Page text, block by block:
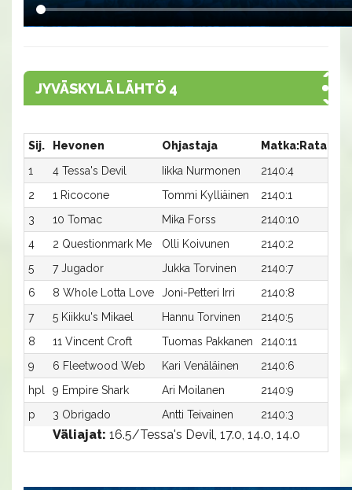
JYVÄSKYLÄ LÄHTÖ 4
Sij. Hevonen Ohjastaja Matka:Rata
1
4 Tessa's Devil Iikka Nurmonen 2140:4
2
1 Ricocone Tommi Kylliäinen 2140:1
3
10 Tomac Mika Forss 2140:10
4
2 Questionmark Me Olli Koivunen 2140:2
5
7 Jugador Jukka Torvinen 2140:7
6
8 Whole Lotta Love Joni-Petteri Irri 2140:8
7
5 Kiikku's Mikael Hannu Torvinen 2140:5
8
11 Vincent Croft Tuomas Pakkanen 2140:11
9
6 Fleetwood Web Kari Venäläinen 2140:6
hpl
9 Empire Shark Ari Moilanen 2140:9
p
3 Obrigado Antti Teivainen 2140:3
Väliajat: 16.5/Tessa's Devil, 17.0, 14.0, 14.0